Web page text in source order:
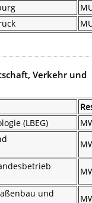
Verkehr und
(LBEG)
und